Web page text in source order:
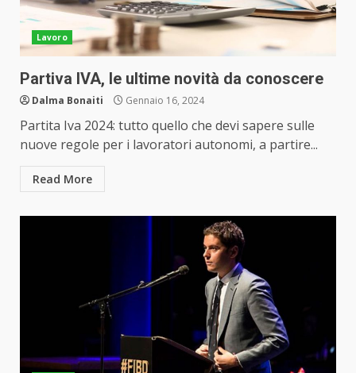
Lavoro
Partiva IVA, le ultime novità da conoscere
Dalma Bonaiti Gennaio 16, 2024
Partita Iva 2024: tutto quello che devi sapere sulle
nuove regole per i lavoratori autonomi, a partire...
Read More